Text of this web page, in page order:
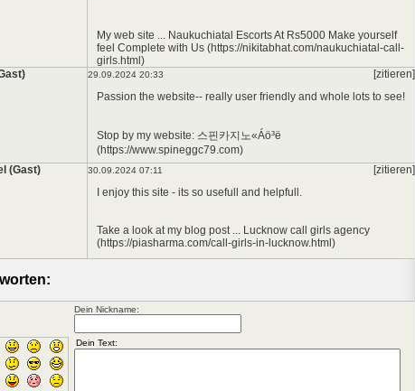
My web site ... Naukuchiatal Escorts At Rs5000 Make yourself
feel Complete with Us (https://nikitabhat.com/naukuchiatal-call-
girls.html)
29.09.2024 20:33
[zitieren]
Passion the website-- really user friendly and whole lots to see!
Stop by my website: 스핀카지노«Áö³ë
(https://www.spineggc79.com)
(Gast)
30.09.2024 07:11
[zitieren]
I enjoy this site - its so usefull and helpfull.
Take a look at my blog post ... Lucknow call girls agency
(https://piasharma.com/call-girls-in-lucknow.html)
Dein Nickname: